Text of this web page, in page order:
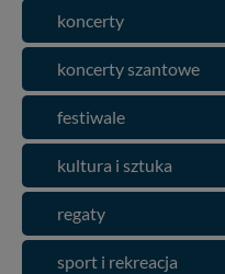
koncerty
koncerty szantowe
festiwale
kultura i sztuka
regaty
sport i rekreacja